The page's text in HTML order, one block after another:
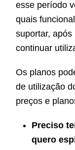
esse período
quais
suportar,
continuar
Os planos
de utilização
preços e
Preciso
quero